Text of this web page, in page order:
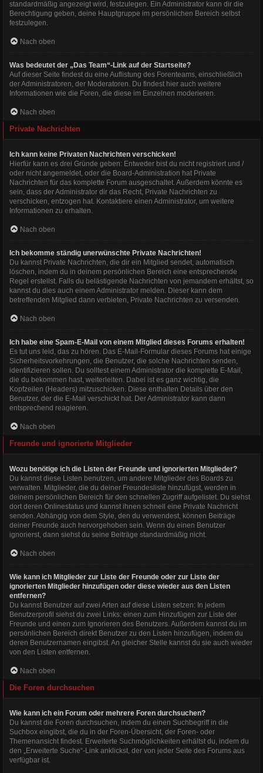
standardmäßig angezeigt wird, festzulegen. Ein Administrator kann dir die
Berechtigung geben, deine Hauptgruppe im persönlichen Bereich selbst
festzulegen.
Nach oben
Was bedeutet der „Das Team“-Link auf der Startseite?
Auf dieser Seite findest du eine Auflistung des Forenteams, einschließlich
der Administratoren, der Moderatoren. Du findest hier auch weitere
Informationen wie die Foren, die diese im Einzelnen moderieren.
Nach oben
Private Nachrichten
Ich kann keine Privaten Nachrichten verschicken!
Hierfür kann es drei Gründe geben: Entweder bist du nicht registriert und /
oder nicht angemeldet, oder die Board-Administration hat Private
Nachrichten für das komplette Forum ausgeschaltet. Außerdem könnte es
sein, dass der Administrator dir das Recht, Private Nachrichten zu
verschicken, entzogen hat. Kontaktiere einen Administrator, um weitere
Informationen zu erhalten.
Nach oben
Ich bekomme ständig unerwünschte Private Nachrichten!
Du kannst Private Nachrichten, die dir ein Mitglied sendet, automatisch
löschen, indem du in deinem persönlichen Bereich eine entsprechende
Regel erstellst. Falls du belästigende Nachrichten von jemandem erhältst, so
kannst du dies auch einem Administrator melden. Dieser kann dem
betreffenden Mitglied dann verbieten, Private Nachrichten zu versenden.
Nach oben
Ich habe eine Spam-E-Mail von einem Mitglied dieses Forums erhalten!
Es tut uns leid, das zu hören. Das E-Mail-Formular dieses Forums hat einige
Sicherheitsvorkehrungen, die Benutzer, die solche Nachrichten senden,
identifizieren sollen. Du solltest einem Administrator die komplette E-Mail,
die du bekommen hast, weiterleiten. Dabei ist es ganz wichtig, die
Kopfzeilen (Headers) mitzuschicken. Diese enthalten Details über den
Benutzer, der die E-Mail verschickt hat. Der Administrator kann dann
entsprechend reagieren.
Nach oben
Freunde und ignorierte Mitglieder
Wozu benötige ich die Listen der Freunde und ignorierten Mitglieder?
Du kannst diese Listen benutzen, um andere Mitglieder des Boards zu
verwalten. Mitglieder, die du deiner Freundesliste hinzufügst, werden in
deinem persönlichen Bereich für den schnellen Zugriff aufgelistet. Du siehst
dort deren Onlinestatus und kannst ihnen schnell eine Private Nachricht
senden. Abhängig von dem Style, den du verwendest, können Beiträge
deiner Freunde auch hervorgehoben sein. Wenn du einen Benutzer
ignorierst, dann siehst du seine Beiträge standardmäßig nicht.
Nach oben
Wie kann ich Mitglieder zur Liste der Freunde oder zur Liste der
ignorierten Mitglieder hinzufügen oder diese wieder aus den Listen
entfernen?
Du kannst Benutzer auf zwei Arten auf diese Listen setzen: In jedem
Benutzerprofil siehst du zwei Links: einen zum Hinzufügen zur Liste der
Freunde und einen zum Ignorieren des Benutzers. Außerdem kannst du im
persönlichen Bereich direkt Benutzer zu den Listen hinzufügen, indem du
deren Benutzernamen eingibst. An gleicher Stelle kannst du sie auch wieder
von den Listen entfernen.
Nach oben
Die Foren durchsuchen
Wie kann ich ein Forum oder mehrere Foren durchsuchen?
Du kannst die Foren durchsuchen, indem du einen Suchbegriff in die
Suchbox eingibst, die du in der Foren-Übersicht, der Foren- oder
Themenansicht findest. Erweiterte Suchmöglichkeiten erhältst du, indem du
den „Erweiterte Suche“-Link anklickst, der von jeder Seite des Forums aus
verfügbar ist.